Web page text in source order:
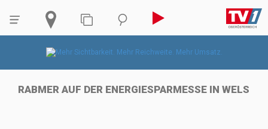
RABMER AUF DER ENERGIESPARMESSE IN WELS